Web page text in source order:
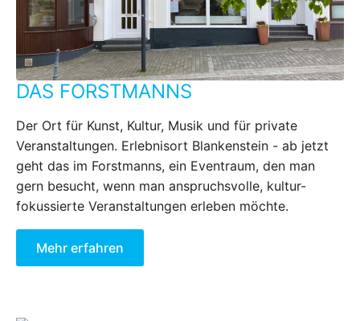
DAS FORSTMANNS
Der Ort für Kunst, Kultur, Musik und für private
Veranstaltungen. Erlebnisort Blankenstein - ab jetzt
geht das im Forstmanns, ein Eventraum, den man
gern besucht, wenn man anspruchsvolle, kultur-
fokussierte Veranstaltungen erleben möchte.
Mehr erfahren